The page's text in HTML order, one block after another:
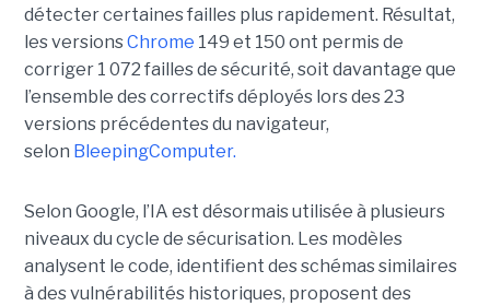
détecter certaines failles plus rapidement. Résultat,
les versionsChrome 149 et 150 ont permis de
corriger 1 072 failles de sécurité, soit davantage que
l’ensemble des correctifs déployés lors des 23
versions précédentes du navigateur,
selon BleepingComputer.
Selon Google, l’IA est désormais utilisée à plusieurs
niveaux du cycle de sécurisation. Les modèles
analysent le code, identifient des schémas similaires
à des vulnérabilités historiques, proposent des